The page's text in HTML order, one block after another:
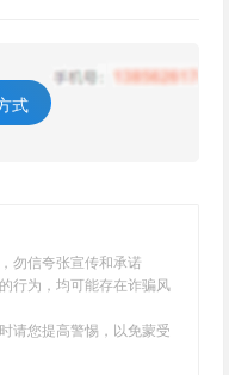
式
勿信夸张宣传和承诺
行为，均可能存在诈骗风
请您提高警惕，以免蒙受